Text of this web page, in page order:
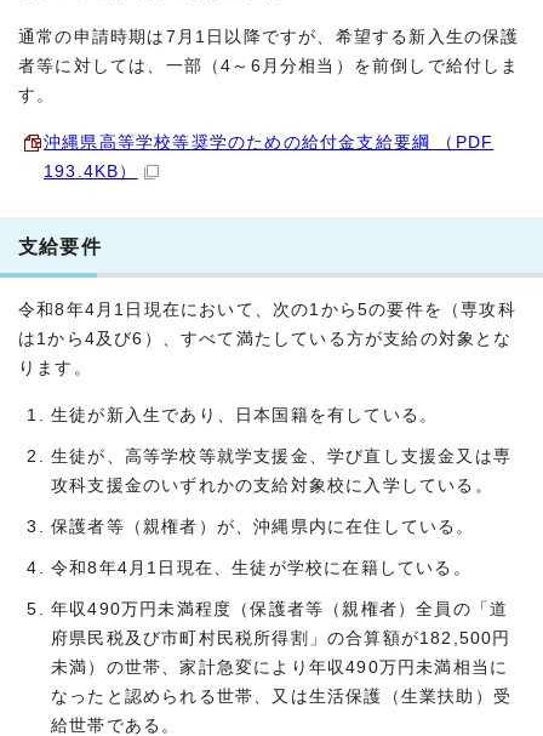
通常の申請時期は7月1日以降ですが、希望する新入生の保護
者等に対しては、一部（4～6月分相当）を前倒しで給付しま
す。
沖縄県高等学校等奨学のための給付金支給要綱 （PDF
193.4KB）
支給要件
令和8年4月1日現在において、次の1から5の要件を（専攻科
は1から4及び6）、すべて満たしている方が支給の対象とな
ります。
生徒が新入生であり、日本国籍を有している。
生徒が、高等学校等就学支援金、学び直し支援金又は専
攻科支援金のいずれかの支給対象校に入学している。
保護者等（親権者）が、沖縄県内に在住している。
令和8年4月1日現在、生徒が学校に在籍している。
年収490万円未満程度（保護者等（親権者）全員の「道
府県民税及び市町村民税所得割」の合算額が182,500円
未満）の世帯、家計急変により年収490万円未満相当に
なったと認められる世帯、又は生活保護（生業扶助）受
給世帯である。